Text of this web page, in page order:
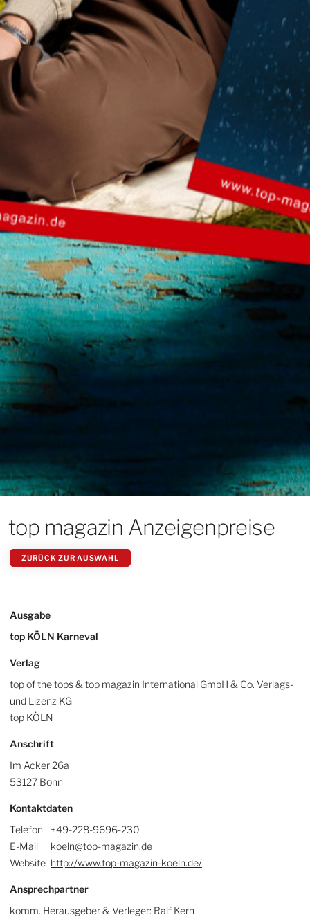
top magazin Anzeigenpreise
ZURÜCK ZUR AUSWAHL
Ausgabe
top KÖLN Karneval
Verlag
top of the tops & top magazin International GmbH & Co. Verlags-
und Lizenz KG
top KÖLN
Anschrift
Im Acker 26a
53127 Bonn
Kontaktdaten
Telefon
+49-228-9696-230
E-Mail
koeln@top-magazin.de
Website http://www.top-magazin-koeln.de/
Ansprechpartner
komm. Herausgeber & Verleger: Ralf Kern